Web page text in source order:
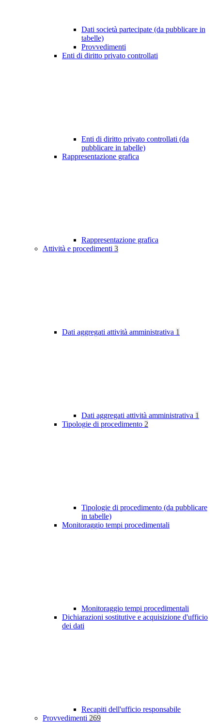
Dati società partecipate (da pubblicare in
tabelle)
Provvedimenti
Enti di diritto privato controllati
Enti di diritto privato controllati (da
pubblicare in tabelle)
Rappresentazione grafica
Rappresentazione grafica
Attività e procedimenti 3
Dati aggregati attività amministrativa 1
Dati aggregati attività amministrativa 1
Tipologie di procedimento 2
Tipologie di procedimento (da pubblicare
in tabelle)
Monitoraggio tempi procedimentali
Monitoraggio tempi procedimentali
Dichiarazioni sostitutive e acquisizione d'ufficio
dei dati
Recapiti dell'ufficio responsabile
Provvedimenti 269